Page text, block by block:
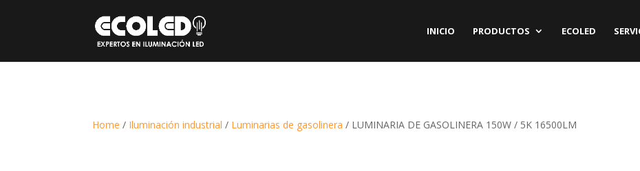
INICIO PRODUCTOS ECOLED
Home / Iluminación industrial / Luminarias de gasolinera / LUMINARIA DE GASOLINERA 150W / 5K 16500LM